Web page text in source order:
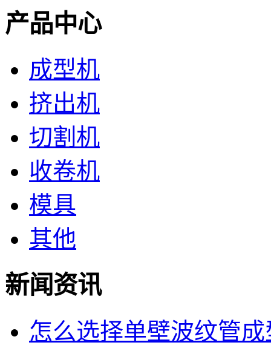
产品中心
成型机
挤出机
切割机
收卷机
模具
其他
新闻资讯
怎么选择单壁波纹管